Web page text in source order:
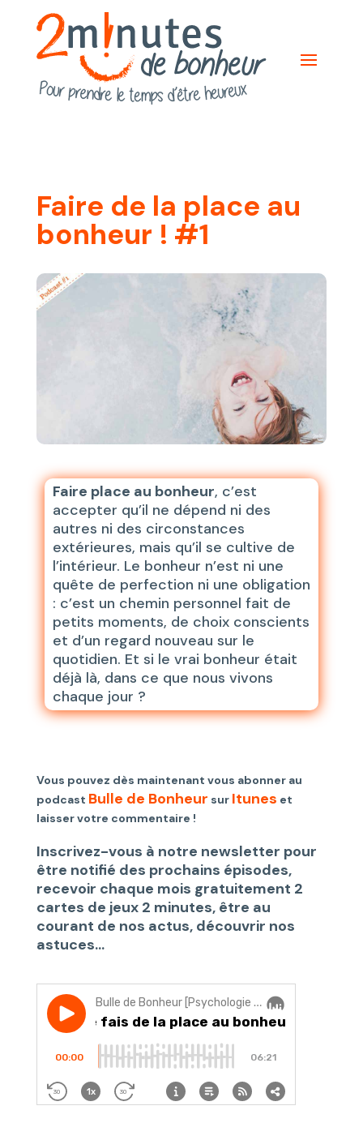
Faire de la place au
bonheur ! #1
Faire place au bonheur, c’est
accepter qu’il ne dépend ni des
autres ni des circonstances
extérieures, mais qu’il se cultive de
l’intérieur. Le bonheur n’est ni une
quête de perfection ni une obligation
: c’est un chemin personnel fait de
petits moments, de choix conscients
et d’un regard nouveau sur le
quotidien. Et si le vrai bonheur était
déjà là, dans ce que nous vivons
chaque jour ?
Vous pouvez dès maintenant vous abonner au
podcast Bulle de Bonheur sur Itunes et
laisser votre commentaire !
Inscrivez-vous à notre newsletter pour
être notifié des prochains épisodes,
recevoir chaque mois gratuitement 2
cartes de jeux 2 minutes, être au
courant de nos actus, découvrir nos
astuces…